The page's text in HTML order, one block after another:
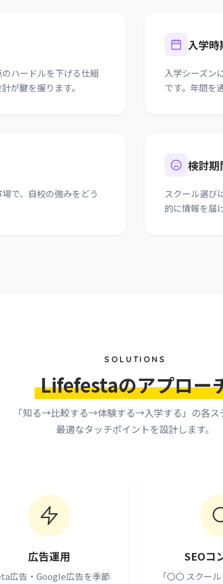
ハードルを下げる仕組
が鍵を握ります。
入学
入学シーズン
です。年間を
で、自校の強みをどう
検討期
スクール選び
的に情報を届
SOLUTIONS
Lifefestaのアプロー
「知る→比較する→体験する→入学する」の各ス
最適なタッチポイントを設計します。
広告運用
広告・Google広告を季節
SEOコ
「〇〇 スクー